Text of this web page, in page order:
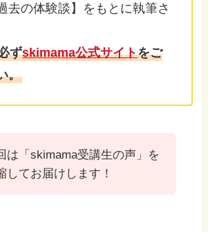
去の体験談】をもとに執筆さ
ずskimama公式サイトをご
。
は「skimama受講生の声」を
してお届けします！